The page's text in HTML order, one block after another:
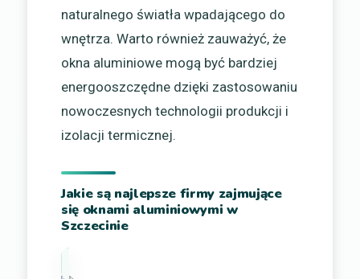
naturalnego światła wpadającego do
wnętrza. Warto również zauważyć, że
okna aluminiowe mogą być bardziej
energooszczędne dzięki zastosowaniu
nowoczesnych technologii produkcji i
izolacji termicznej.
Jakie są najlepsze firmy zajmujące
się oknami aluminiowymi w
Szczecinie